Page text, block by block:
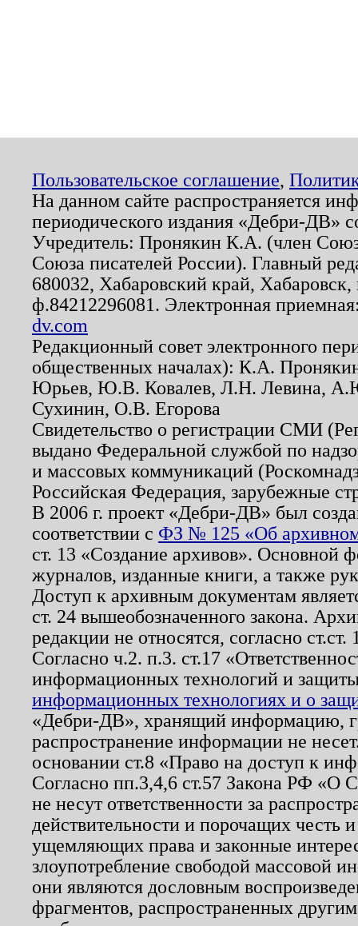
Пользовательское соглашение,
На данном сайте распространяется
периодического издания «Дебри-ДВ»
Учредитель: Пронякин К.А. (член
Союза писателей России). Главный
680032, Хабаровский край,
ф.84212296081. Электронная
dv.com
Редакционный совет электронного
общественных началах): К.А.
Юрьев, Ю.В. Ковалев, Л.Н. Левина,
Сухинин, О.В. Егорова
Свидетельство о регистрации СМИ
выдано Федеральной службой по
и массовых коммуникаций
Российская Федерация, зарубежные
В 2006 г. проект «Дебри-ДВ» был
соответствии с ФЗ № 125 «Об
ст. 13 «Создание архивов». Основной
журналов, изданные книги, а также
Доступ к архивным документам
ст. 24 вышеобозначенного закона.
редакции не относятся, согласно
Согласно ч.2. п.3. ст.17
информационных технологий и
информационных технологиях и о
«Дебри-ДВ», хранящий информацию,
распространение информации не
основании ст.8 «Право на доступ к
Согласно пп.3,4,6 ст.57 Закона РФ «О
не несут ответственности за
действительности и порочащих честь
ущемляющих права и законные
злоупотребление свободой массовой
они являются дословным
фрагментов, распространенных